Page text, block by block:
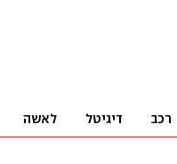
רכב דיגיטל לאשה